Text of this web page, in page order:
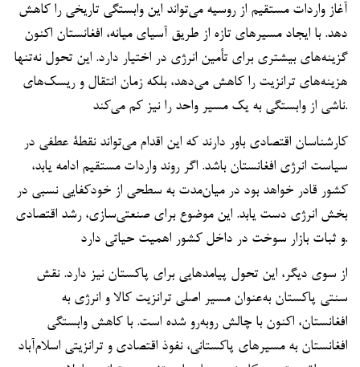
آغاز واردات مستقیم از روسیه می‌تواند این وابستگی تاریخی را کاهش
دهد. با ایجاد مسیرهای تازه از طریق آسیای میانه، افغانستان اکنون
گزینه‌های بیشتری برای تأمین انرژی در اختیار دارد. این تحول نه‌تنها
هزینه‌های ترانزیت را کاهش می‌دهد، بلکه زمان انتقال و ریسک‌های
ناشی از وابستگی به یک مسیر واحد را نیز کم می‌کند.
کارشناسان اقتصادی باور دارند که این اقدام می‌تواند نقطۀ عطفی در
سیاست انرژی افغانستان باشد. اگر روند واردات مستقیم ادامه یابد،
کشور قادر خواهد بود در میان‌مدت به سطحی از خودکفایی نسبی در
بخش انرژی دست یابد. این موضوع برای صنعتی‌سازی، رشد اقتصادی
و ثبات بازار سوخت در داخل کشور اهمیت حیاتی دارد.
از سوی دیگر، این تحول پیامدهایی برای پاکستان نیز دارد. نقش
سنتی پاکستان به‌عنوان مسیر اصلی ترانزیت کالا و انرژی به
افغانستان، اکنون با چالش روبه‌رو شده است. با کاهش وابستگی
افغانستان به مسیرهای پاکستانی، نفوذ اقتصادی و ترانزیتی اسلام‌آباد